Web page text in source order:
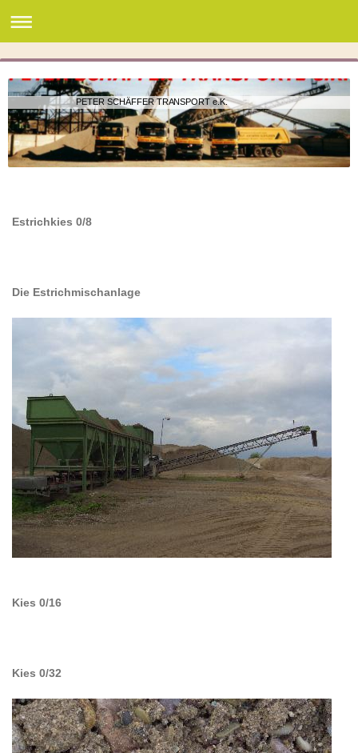
PETER SCHÄFFER TRANSPORT e.K.
Estrichkies 0/8
Die Estrichmischanlage
Kies 0/16
Kies 0/32